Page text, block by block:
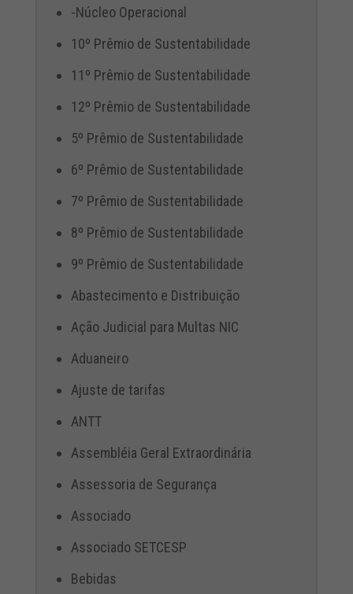
-Núcleo Operacional
10º Prêmio de Sustentabilidade
11º Prêmio de Sustentabilidade
12º Prêmio de Sustentabilidade
5º Prêmio de Sustentabilidade
6º Prêmio de Sustentabilidade
7º Prêmio de Sustentabilidade
8º Prêmio de Sustentabilidade
9º Prêmio de Sustentabilidade
Abastecimento e Distribuição
Ação Judicial para Multas NIC
Aduaneiro
Ajuste de tarifas
ANTT
Assembléia Geral Extraordinária
Assessoria de Segurança
Associado
Associado SETCESP
Bebidas